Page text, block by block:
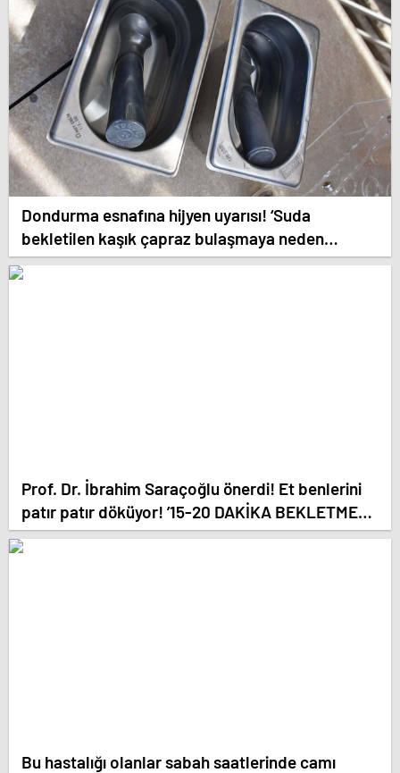
Dondurma esnafına hijyen uyarısı! ‘Suda
bekletilen kaşık çapraz bulaşmaya neden
olabilir’
Prof. Dr. İbrahim Saraçoğlu önerdi! Et benlerini
patır patır döküyor! ’15-20 DAKİKA BEKLETMEK
YETİYOR!’
Bu hastalığı olanlar sabah saatlerinde camı